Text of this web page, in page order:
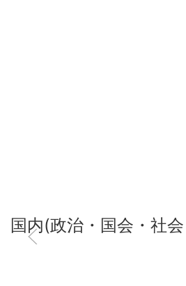
国内(政治・国会・社